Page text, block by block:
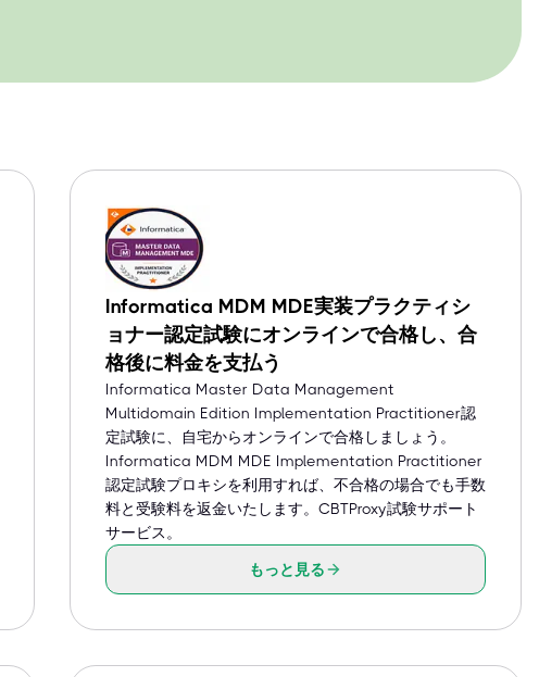
Informatica MDM MDE実装プラクティシ
ョナー認定試験にオンラインで合格し、合
格後に料金を支払う
Informatica Master Data Management
Multidomain Edition Implementation Practitioner認
定試験に、自宅からオンラインで合格しましょう。
Informatica MDM MDE Implementation Practitioner
認定試験プロキシを利用すれば、不合格の場合でも手数
料と受験料を返金いたします。CBTProxy試験サポート
サービス。
もっと見る